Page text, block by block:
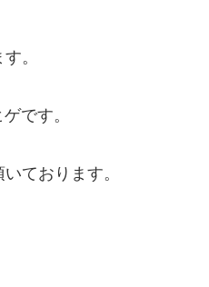
。
です。
ております。